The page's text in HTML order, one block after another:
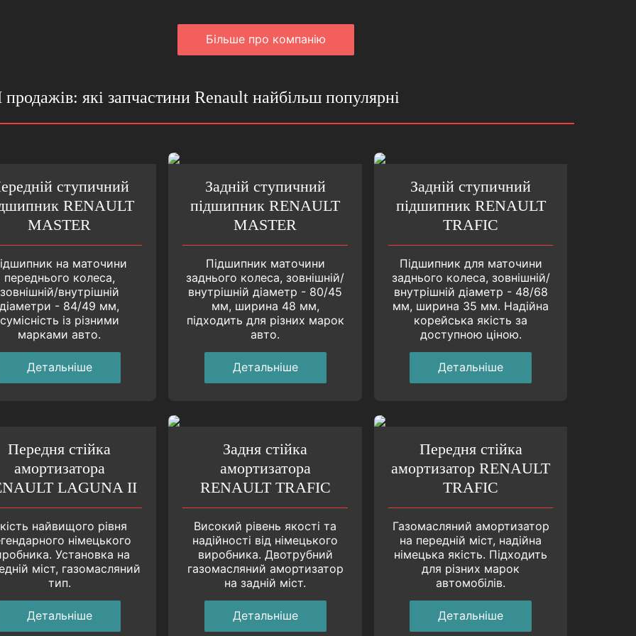
Бiльше про компанiю
які запчастини Renault найбільш популярні
ступичний
RENAULT
MASTER
на маточини
переднього колеса,
зовнішній/внутрішній
діаметри - 84/49 мм,
сумісність із різними
марками авто.
Детальнiше
Задній ступичний
підшипник RENAULT
MASTER
Підшипник маточини
заднього колеса, зовнішній/
внутрішній діаметр - 80/45
мм, ширина 48 мм,
підходить для різних марок
авто.
Детальнiше
Задній ступичний
підшипник RENAULT
TRAFIC
Підшипник для маточини
заднього колеса, зовнішній/
внутрішній діаметр - 48/68
мм, ширина 35 мм. Надійна
корейська якість за
доступною ціною.
Детальнiше
Передня стійка
амортизатора
LAGUNA II
найвищого рівня
нiмецького
Установка на
міст, газомасляний
тип.
Детальнiше
Задня стійка
амортизатора
RENAULT TRAFIC
Високий рівень якості та
надійності від німецького
виробника. Двотрубний
газомасляний амортизатор
на задній міст.
Детальнiше
Передня стійка
амортизатор RENAULT
TRAFIC
Газомасляний амортизатор
на передній міст, надійна
німецька якість. Підходить
для різних марок
автомобiлiв.
Детальнiше